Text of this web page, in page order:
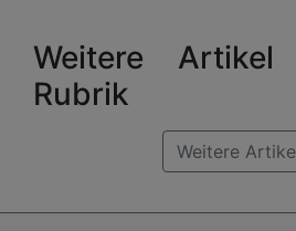
Weitere
Rubrik
Weitere